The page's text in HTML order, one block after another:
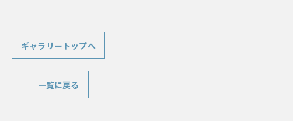
ギャラリートップへ
一覧に戻る